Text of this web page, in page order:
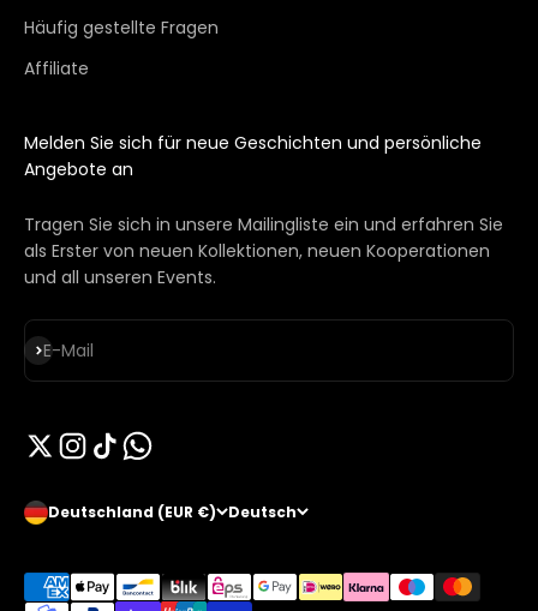
Häufig gestellte Fragen
Affiliate
Melden Sie sich für neue Geschichten und persönliche
Angebote an
Tragen Sie sich in unsere Mailingliste ein und erfahren Sie
als Erster von neuen Kollektionen, neuen Kooperationen
und all unseren Events.
E-Mail
Abonnieren
Deutschland (EUR €) Deutsch